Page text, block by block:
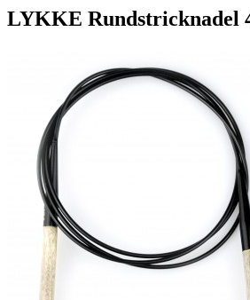
LYKKE Rundstricknadel